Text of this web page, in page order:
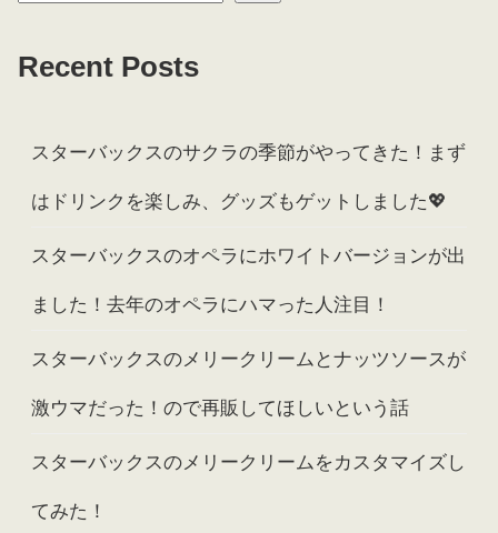
Recent Posts
スターバックスのサクラの季節がやってきた！まず
はドリンクを楽しみ、グッズもゲットしました💖
スターバックスのオペラにホワイトバージョンが出
ました！去年のオペラにハマった人注目！
スターバックスのメリークリームとナッツソースが
激ウマだった！ので再販してほしいという話
スターバックスのメリークリームをカスタマイズし
てみた！